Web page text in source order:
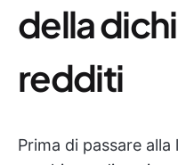
della
redditi
Prima di passare